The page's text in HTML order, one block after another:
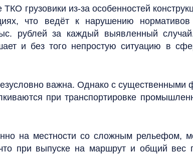
грузовики из-за особенностей
что ведёт к нарушению
рублей за каждый выявленный
и без того непростую ситуацию в
важна. Однако с существенными
при транспортировке
на местности со сложным рельефом,
при выпуске на маршрут и общий вес